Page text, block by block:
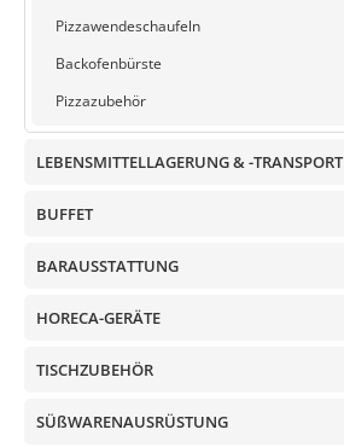
Pizzawendeschaufeln
Backofenbürste
Pizzazubehör
LEBENSMITTELLAGERUNG & -TRANSPORT
BUFFET
BARAUSSTATTUNG
HORECA-GERÄTE
TISCHZUBEHÖR
SÜßWARENAUSRÜSTUNG